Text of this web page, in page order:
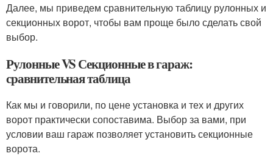
Далее, мы приведем сравнительную таблицу рулонных и
секционных ворот, чтобы вам проще было сделать свой
выбор.
Рулонные VS Секционные в гараж:
сравнительная таблица
Как мы и говорили, по цене установка и тех и других
ворот практически сопоставима. Выбор за вами, при
условии ваш гараж позволяет установить секционные
ворота.